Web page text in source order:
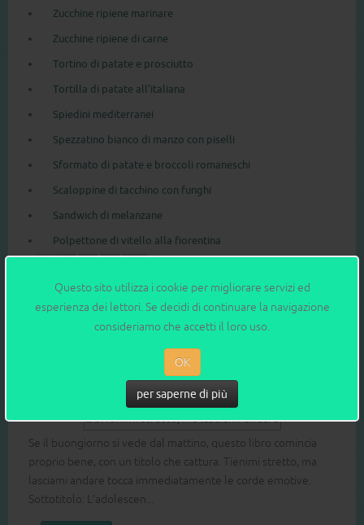
Questo sito utilizza i cookie per migliorare servizi ed
esperienza dei lettori. Se decidi di continuare la navigazione
consideriamo che accetti il loro uso.
OK
per saperne di più
Zucchine ripiene marinare
Zucchine ripiene di carne
Tortino di patate e prosciutto
Tortilla di patate all’italiana
Spiedini mediterranei
Spezzatino bianco di manzo con piselli
Sformato di patate e broccoli romaneschi
Scaloppine di tacchino con funghi
Sandwich di melanzane
Polpettone di vitello alla fiorentina
L'ABBIAMO LETTO blog
TIENIMI STRETTO, MA LASCIAMI ANDARE
Se il buongiorno si vede dal mattino, questo libro comincia
proprio bene, con un titolo che cattura. Tienimi stretto, ma
lasciami andare tocca immediatamente le corde emotive.
Sottotitolo: L’adolescen...